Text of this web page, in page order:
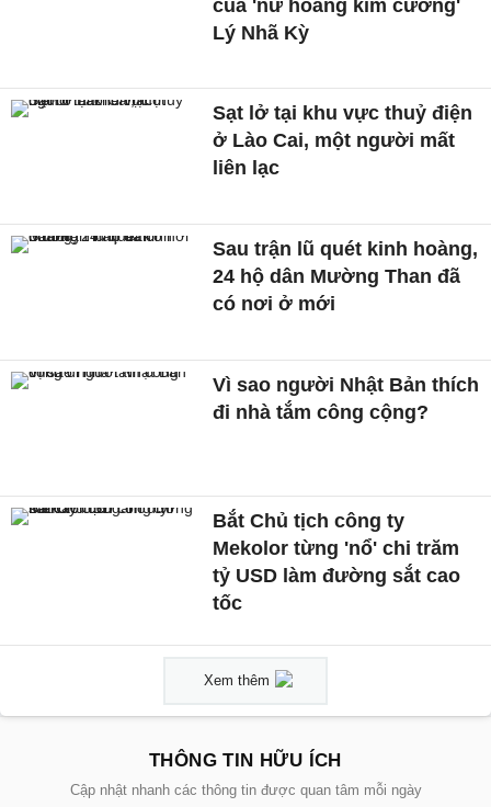
của 'nữ hoàng kim cương'
Lý Nhã Kỳ
Sạt lở tại khu vực thuỷ điện
ở Lào Cai, một người mất
liên lạc
Sau trận lũ quét kinh hoàng,
24 hộ dân Mường Than đã
có nơi ở mới
Vì sao người Nhật Bản thích
đi nhà tắm công cộng?
Bắt Chủ tịch công ty
Mekolor từng 'nổ' chi trăm
tỷ USD làm đường sắt cao
tốc
Xem thêm
THÔNG TIN HỮU ÍCH
Cập nhật nhanh các thông tin được quan tâm mỗi ngày